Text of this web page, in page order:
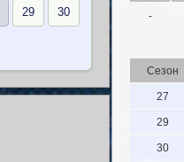
-
Сезон
27
29
30
29 30